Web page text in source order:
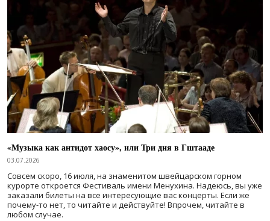
«Музыка как антидот хаосу», или Три дня в Гштааде
03.07.2026
Совсем скоро, 16 июля, на знаменитом швейцарском горном
курорте откроется Фестиваль имени Менухина. Надеюсь, вы уже
заказали билеты на все интересующие вас концерты. Если же
почему-то нет, то читайте и действуйте! Впрочем, читайте в
любом случае.